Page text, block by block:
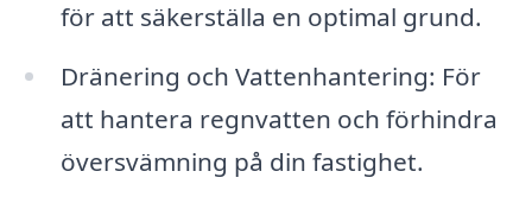
för att säkerställa en optimal grund.
Dränering och Vattenhantering: För
att hantera regnvatten och förhindra
översvämning på din fastighet.